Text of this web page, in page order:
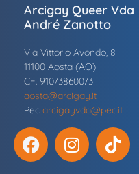
Arcigay Queer Vda
André Zanotto
Via Vittorio Avondo, 8
11100 Aosta (AO)
CF. 91073860073
aosta@arcigay.it
Pec arcigayvda@pec.it